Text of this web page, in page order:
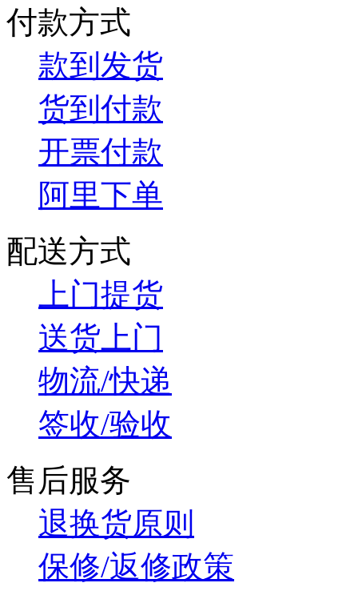
付款方式
款到发货
货到付款
开票付款
阿里下单
配送方式
上门提货
送货上门
物流/快递
签收/验收
售后服务
退换货原则
保修/返修政策